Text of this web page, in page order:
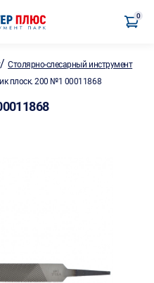
0
/Столярно-слесарный инструмент
плоск. 200 №1 00011868